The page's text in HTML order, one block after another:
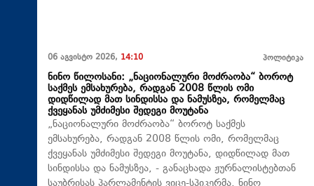
06 აგვისტო 2026, 14:10 პოლიტიკა
ნინო წილოსანი: „ნაციონალური მოძრაობა“ ბოროტ
საქმეს ემსახურება, რადგან 2008 წლის ომი
დიდწილად მათ სინდისსა და ნამუსზეა, რომელმაც
ქვეყანას უმძიმესი შედეგი მოუტანა
„ნაციონალური მოძრაობა“ ბოროტ საქმეს
ემსახურება, რადგან 2008 წლის ომი, რომელმაც
ქვეყანას უმძიმესი შედეგი მოუტანა, დიდწილად მათ
სინდისსა და ნამუსზეა, - განაცხადა ჟურნალისტებთან